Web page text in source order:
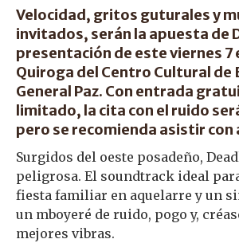
Velocidad, gritos guturales y
invitados, serán la apuesta de
presentación de este viernes 7
Quiroga del Centro Cultural de
General Paz. Con entrada
limitado, la cita con el ruido
pero se recomienda asistir
Surgidos del oeste posadeño,
peligrosa. El soundtrack ideal
fiesta familiar en aquelarre y un
un mboyeré de ruido, pogo y,
mejores vibras.